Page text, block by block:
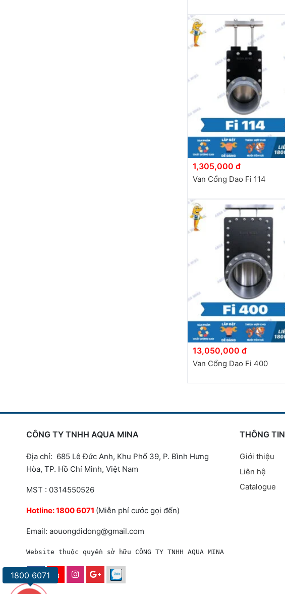
1,305,000 đ
Van Cổng Dao Fi 114
13,050,000 đ
Van Cổng Dao Fi 400
CÔNG TY TNHH AQUA MINA
Địa chỉ: 685 Lê Đức Anh, Khu Phố 39, P. Bình Hưng
Hòa, TP. Hồ Chí Minh, Việt Nam
MST : 0314550526
Hotline:1800 6071 (Miễn phí cước gọi đến)
Email: aouongdidong@gmail.com
Website thuộc quyền sở hữu CÔNG TY TNHH AQUA MINA
THÔNG TIN
Giới thiệu
Liên hệ
Catalogue
1800 6071